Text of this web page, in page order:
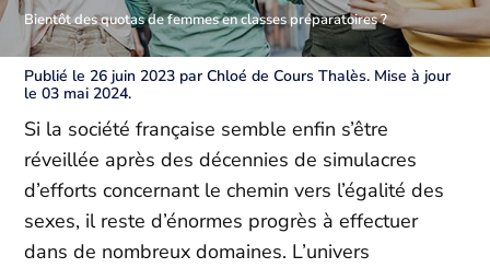
Bientôt des quotas de femmes en classes préparatoires ?
Publié le 26 juin 2023 par Chloé de Cours Thalès. Mise à jour
le 03 mai 2024.
Si la société française semble enfin s’être
réveillée après des décennies de simulacres
d’efforts concernant le chemin vers l’égalité des
sexes, il reste d’énormes progrès à effectuer
dans de nombreux domaines. L’univers